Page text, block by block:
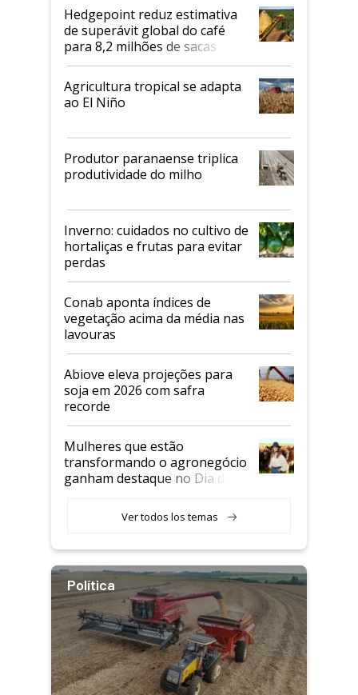
Hedgepoint reduz estimativa
de superávit global do café
para 8,2 milhões de sacas
Agricultura tropical se adapta
ao El Niño
Produtor paranaense triplica
produtividade do milho
Inverno: cuidados no cultivo de
hortaliças e frutas para evitar
perdas
Conab aponta índices de
vegetação acima da média nas
lavouras
Abiove eleva projeções para
soja em 2026 com safra
recorde
Mulheres que estão
transformando o agronegócio
ganham destaque no Dia do
Ver todos los temas
Política